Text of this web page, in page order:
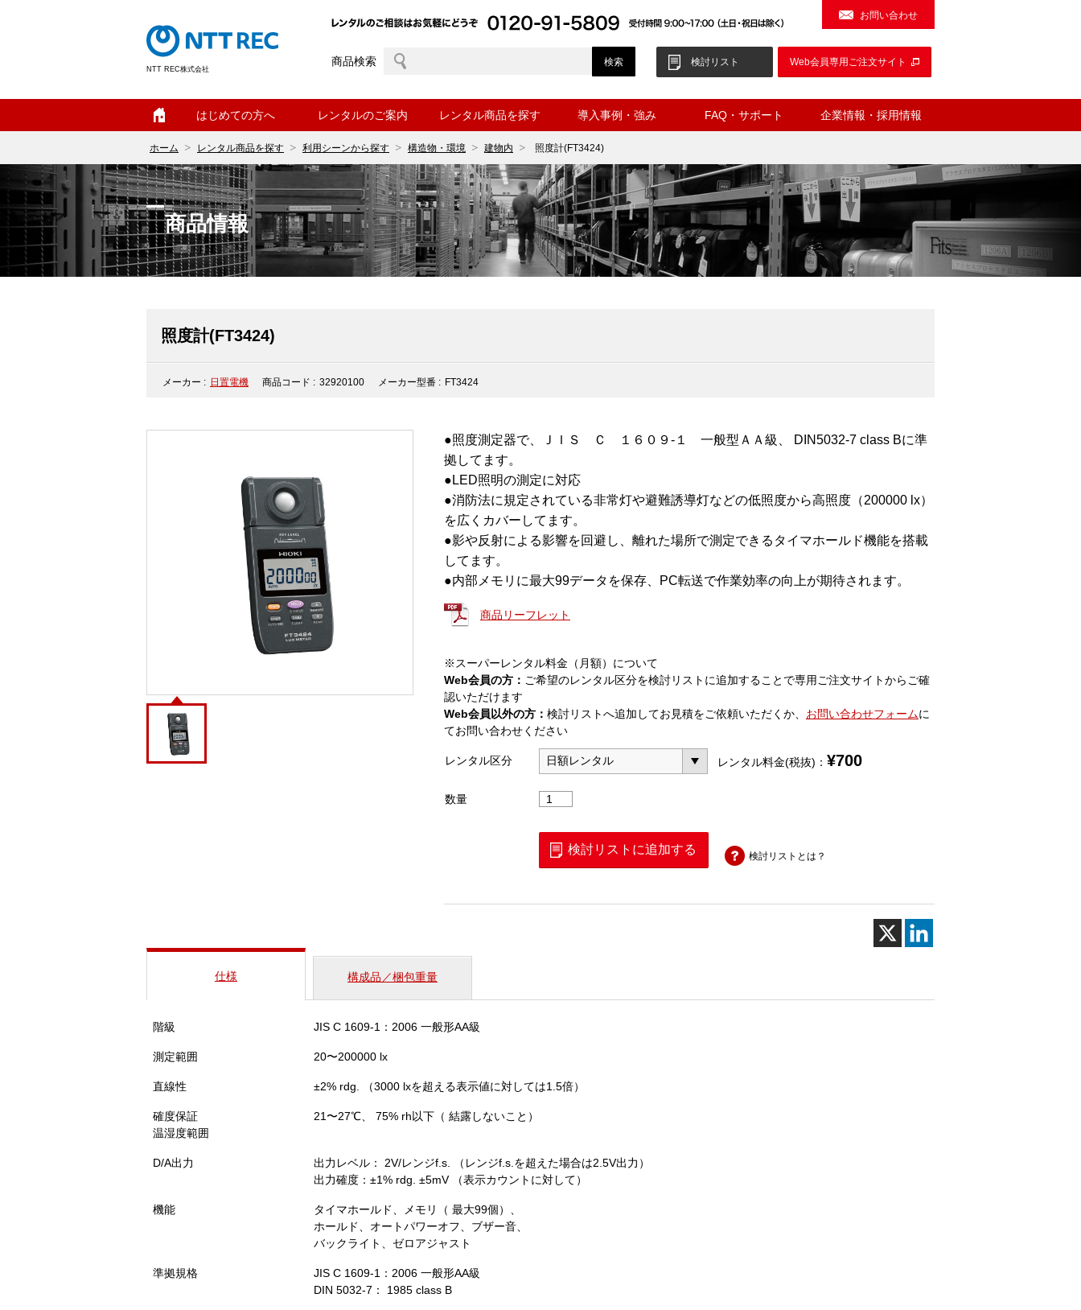
NTT REC株式会社
お問い合わせ
商品検索 検討リスト Web会員専用ご注文サイト
はじめての方へ レンタルのご案内 レンタル商品を探す 導入事例・強み FAQ・サポート 企業情報・採用情報
ホーム レンタル商品を探す 利用シーンから探す 構造物・環境 建物内 照度計(FT3424)
商品情報
照度計(FT3424)
メーカー : 日置電機 商品コード : 32920100 メーカー型番 : FT3424
●照度測定器で、ＪＩＳ Ｃ １６０９-１ 一般型ＡＡ級、 DIN5032-7 class Bに準
拠してます。
●LED照明の測定に対応
●消防法に規定されている非常灯や避難誘導灯などの低照度から高照度（200000 lx）
を広くカバーしてます。
●影や反射による影響を回避し、離れた場所で測定できるタイマホールド機能を搭載
してます。
●内部メモリに最大99データを保存、PC転送で作業効率の向上が期待されます。
商品リーフレット
※スーパーレンタル料金（月額）について
Web会員の方： ご希望のレンタル区分を検討リストに追加することで専用ご注文サイトからご確
認いただけます
Web会員以外の方： 検討リストへ追加してお見積をご依頼いただくか、 お問い合わせフォームに
てお問い合わせください
レンタル区分 レンタル料金(税抜)： ¥700
数量
照
計
(FT3424)
個
検討リストに追加する 検討リストとは？
仕様 構成品／梱包重量
階級 JIS C 1609-1：2006 一般形AA級
測定範囲 20〜200000 lx
直線性 ±2% rdg. （3000 lxを超える表示値に対しては1.5倍）
確度保証
温湿度範囲
21〜27℃、 75% rh以下（ 結露しないこと）
D/A出力
出力レベル： 2V/レンジf.s. （レンジf.s.を超えた場合は2.5V出力）
出力確度：±1% rdg. ±5mV （表示カウントに対して）
機能
タイマホールド、メモリ（ 最大99個）、
ホールド、オートパワーオフ、ブザー音、
バックライト、ゼロアジャスト
準拠規格
JIS C 1609-1：2006 一般形AA級
DIN 5032-7： 1985 class B